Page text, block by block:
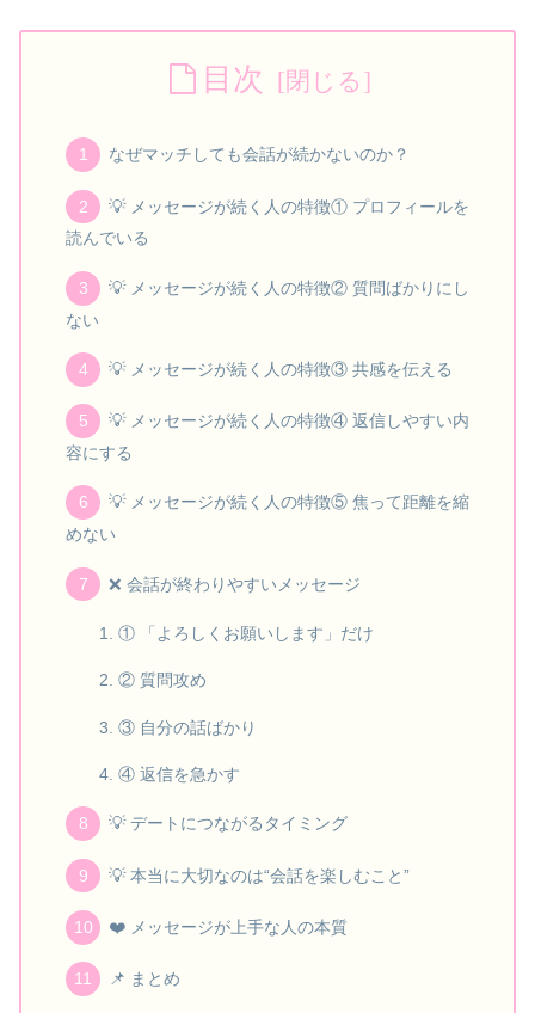
目次
なぜマッチしても会話が続かないのか？
💡 メッセージが続く人の特徴① プロフィールを
読んでいる
💡 メッセージが続く人の特徴② 質問ばかりにし
ない
💡 メッセージが続く人の特徴③ 共感を伝える
💡 メッセージが続く人の特徴④ 返信しやすい内
容にする
💡 メッセージが続く人の特徴⑤ 焦って距離を縮
めない
❌ 会話が終わりやすいメッセージ
① 「よろしくお願いします」だけ
② 質問攻め
③ 自分の話ばかり
④ 返信を急かす
💡 デートにつながるタイミング
💡 本当に大切なのは“会話を楽しむこと”
❤️ メッセージが上手な人の本質
📌 まとめ